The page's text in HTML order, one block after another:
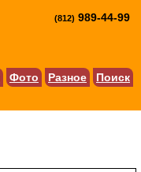
(812) 989-44-99
Фото Разное
Поиск